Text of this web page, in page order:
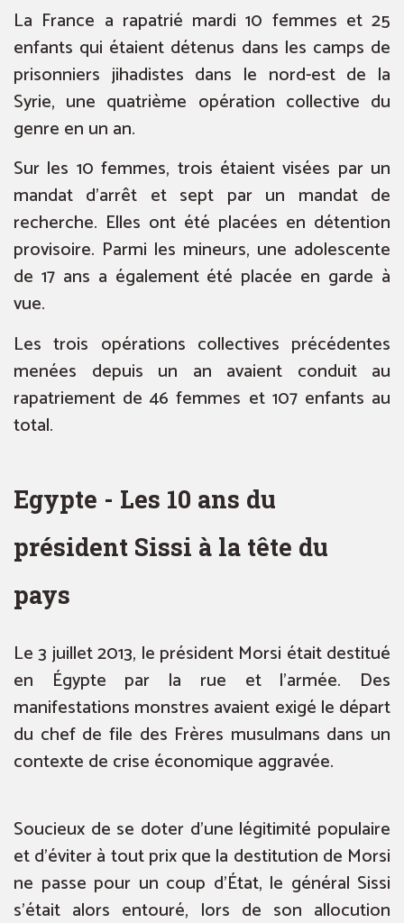
La France a rapatrié mardi 10 femmes et 25
enfants qui étaient détenus dans les camps de
prisonniers jihadistes dans le nord-est de la
Syrie, une quatrième opération collective du
genre en un an.
Sur les 10 femmes, trois étaient visées par un
mandat d’arrêt et sept par un mandat de
recherche. Elles ont été placées en détention
provisoire. Parmi les mineurs, une adolescente
de 17 ans a également été placée en garde à
vue.
Les trois opérations collectives précédentes
menées depuis un an avaient conduit au
rapatriement de 46 femmes et 107 enfants au
total.
Egypte - Les 10 ans du
président Sissi à la tête du
pays
Le 3 juillet 2013, le président Morsi était destitué
en Égypte par la rue et l’armée. Des
manifestations monstres avaient exigé le départ
du chef de file des Frères musulmans dans un
contexte de crise économique aggravée.
Soucieux de se doter d’une légitimité populaire
et d’éviter à tout prix que la destitution de Morsi
ne passe pour un coup d’État, le général Sissi
s’était alors entouré, lors de son allocution